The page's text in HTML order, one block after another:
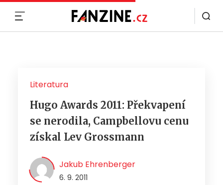
Literatura
Hugo Awards 2011: Překvapení
se nerodila, Campbellovu cenu
získal Lev Grossmann
Jakub Ehrenberger
6. 9. 2011